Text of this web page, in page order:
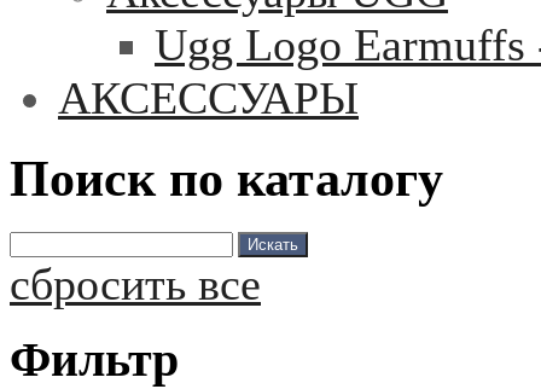
Ugg Logo
АКСЕССУАРЫ
Поиск по каталогу
сбросить все
Фильтр